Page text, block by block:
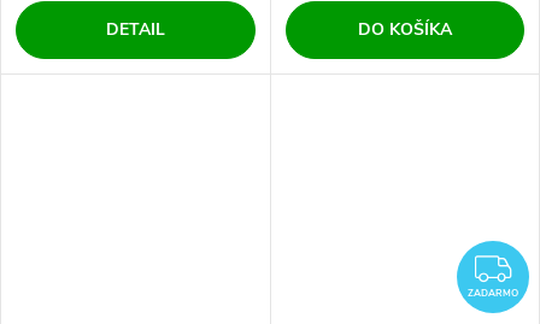
DETAIL DO KOŠÍKA
ZADARMO